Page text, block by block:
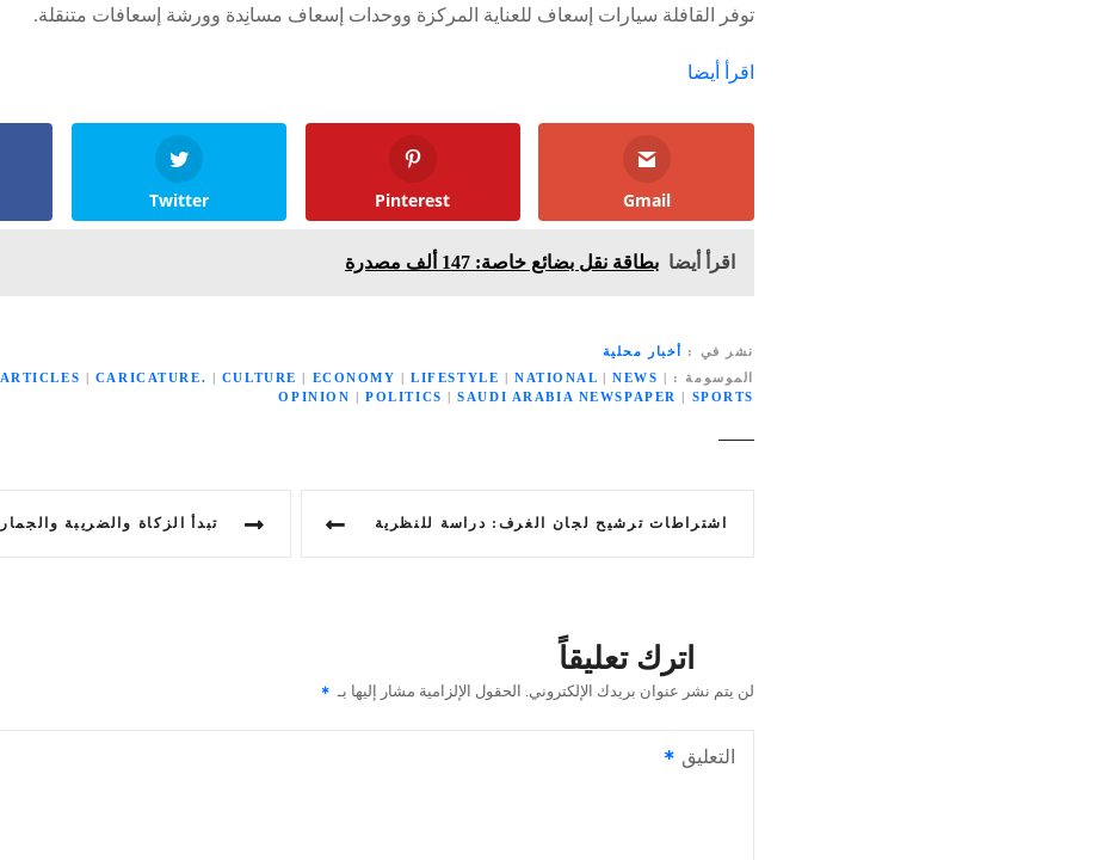
توفر القافلة سيارات إسعاف للعناية المركزة ووحدات إسعاف مسانِدة وورشة إسعافات متنقلة.
اقرأ أيضا
Twitter Pinterest Gmail
اقرأ أيضا بطاقة نقل بضائع خاصة: 147 ألف مصدرة
نشر في
أخبار محلية
الموسومة
ARTICLES | CARICATURE. | CULTURE | ECONOMY |LIFESTYLE |NATIONAL |NEWS |
OPINION |POLITICS |SAUDI ARABIA NEWSPAPER | SPORTS
ا
اشتراطات ترشيح لجان الغرف: دراسة للنظرية
اترك تعليقاً
لن يتم نشر عنوان بريدك الإلكتروني. الحقول الإلزامية مشار إليها بـ
التعليق